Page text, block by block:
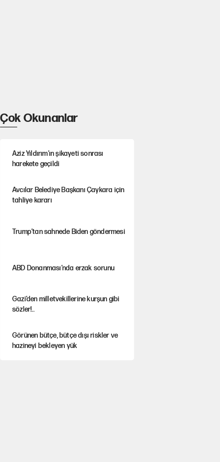
Çok Okunanlar
Aziz Yıldırım’ın şikayeti sonrası
harekete geçildi
Avcılar Belediye Başkanı Çaykara için
tahliye kararı
Trump’tan sahnede Biden göndermesi
ABD Donanması’nda erzak sorunu
Gazi’den milletvekillerine kurşun gibi
sözler!..
Görünen bütçe, bütçe dışı riskler ve
hazineyi bekleyen yük